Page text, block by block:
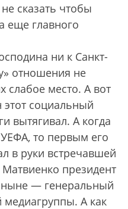
сказать чтобы
еще главного
ни к Санкт-
отношения не
слабое место. А вот
социальный
вытягивал. А когда
то первым его
в руки встречавшей
президент
ныне — генеральный
А как